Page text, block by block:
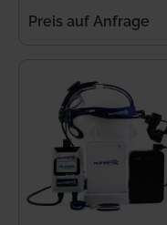
Preis auf Anfrage